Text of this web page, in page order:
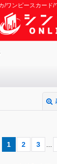
/ワンピースカー
1 2 3 ...